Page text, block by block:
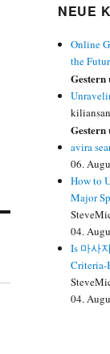
NEUE
Online
the
Gestern
Gestern
avira
06.
How to
Major
04.
Is 마사
Criteria-
04.